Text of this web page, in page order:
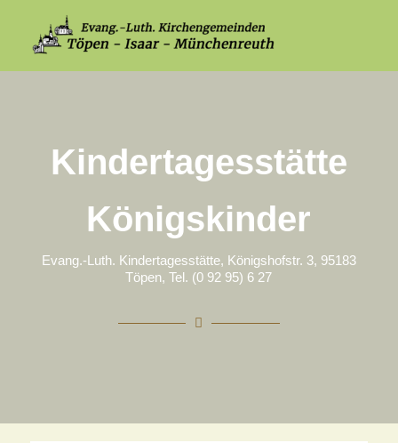
Kindertagesstätte
Königskinder
Evang.-Luth. Kindertagesstätte, Königshofstr. 3, 95183
Töpen, Tel. (0 92 95) 6 27